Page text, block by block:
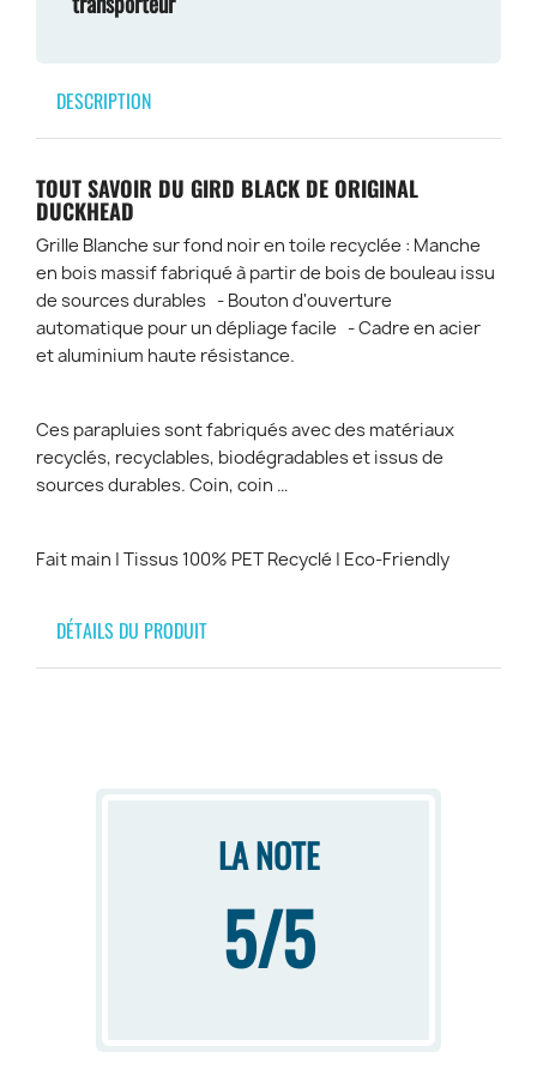
DESCRIPTION
TOUT SAVOIR DU GIRD BLACK DE ORIGINAL
DUCKHEAD
Grille Blanche sur fond noir en toile recyclée : Manche
en bois massif fabriqué à partir de bois de bouleau issu
de sources durables - Bouton d'ouverture
automatique pour un dépliage facile - Cadre en acier
et aluminium haute résistance.
Ces parapluies sont fabriqués avec des matériaux
recyclés, recyclables, biodégradables et issus de
sources durables. Coin, coin …
Fait main | Tissus 100% PET Recyclé | Eco-Friendly
DÉTAILS DU PRODUIT
LA NOTE
5/5